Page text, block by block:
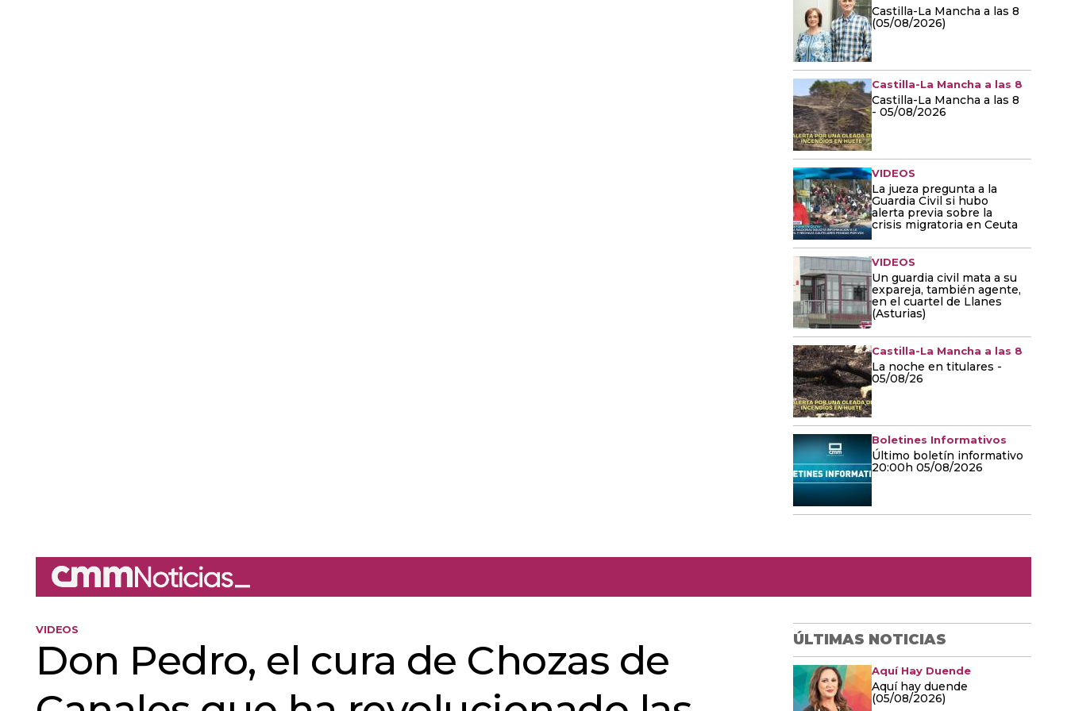
Castilla-La Mancha a las 8
(05/08/2026)
Castilla-La Mancha a las 8
Castilla-La Mancha a las 8
- 05/08/2026
VIDEOS
La jueza pregunta a la
Guardia Civil si hubo
alerta previa sobre la
crisis migratoria en Ceuta
VIDEOS
Un guardia civil mata a su
expareja, también agente,
en el cuartel de Llanes
(Asturias)
Castilla-La Mancha a las 8
La noche en titulares -
05/08/26
Boletines Informativos
Último boletín informativo
20:00h 05/08/2026
VIDEOS
Don Pedro, el cura de Chozas de
ÚLTIMAS NOTICIAS
Aquí Hay Duende
Aquí hay duende
(05/08/2026)